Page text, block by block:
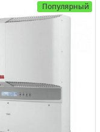
Популярный